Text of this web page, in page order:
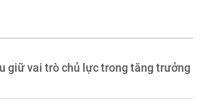
giữ vai trò chủ lực trong tăng trưởng